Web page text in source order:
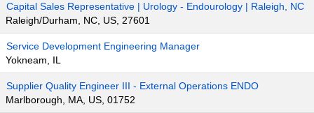
Capital Sales Representative | Urology - Endourology | Raleigh, NC
Raleigh/Durham, NC, US, 27601
Service Development Engineering Manager
Yokneam, IL
Supplier Quality Engineer III - External Operations ENDO
Marlborough, MA, US, 01752